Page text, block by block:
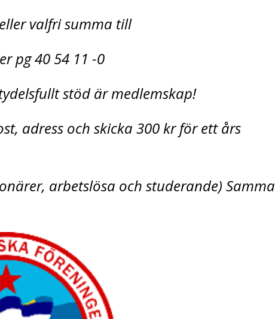
valfri summa till
pg 40 54 11 -0
stöd är medlemskap!
adress och skicka 300 kr för ett års
arbetslösa och studerande) Samma